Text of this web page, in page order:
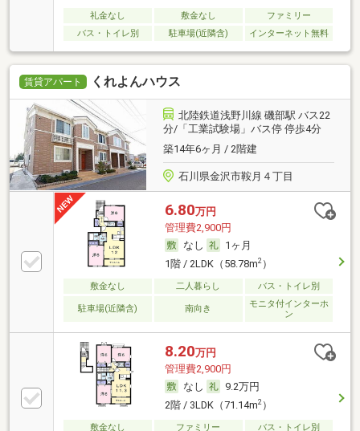
礼金なし 敷金なし
ファミリー
バス・トイレ別
駐車場(近隣含) インターネット無料
賃貸アパート くれよんハウス
北陸鉄道浅野川線 磯部駅 バス22
分/「工業試験場」バス停 停歩4分
築14年6ヶ月 / 2階建
石川県金沢市鞍月４丁目
6.80万円
管理費2,900円
なし
1ヶ月
1階 / 2LDK（58.78m2）
敷金なし 二人暮らし バス・トイレ別
駐車場(近隣含) 南向き
モニタ付インターホ
ン
8.20万円
管理費2,900円
なし
9.2万円
2階 / 3LDK（71.14m2）
敷金なし ファミリー
バス・トイレ別